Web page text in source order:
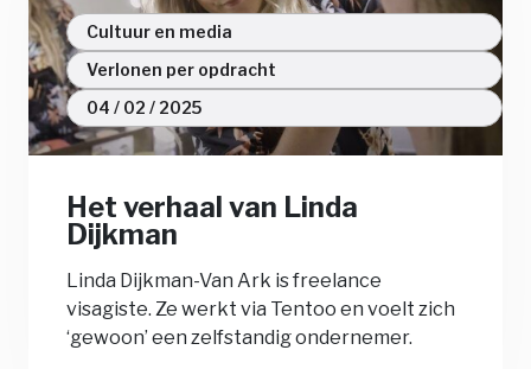
04 / 02 / 2025
Verlonen per opdracht
Cultuur en media
Het verhaal van Linda
Dijkman
Linda Dijkman-Van Ark is freelance
visagiste. Ze werkt via Tentoo en voelt zich
‘gewoon’ een zelfstandig ondernemer.